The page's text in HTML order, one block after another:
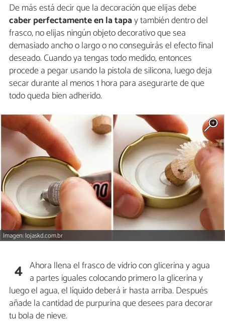
De más está decir que la decoración que elijas debe
caber perfectamente en la tapay también dentro del
frasco, no elijas ningún objeto decorativo que sea
demasiado ancho o largo o no conseguirás el efecto final
deseado. Cuando ya tengas todo medido, entonces
procede a pegar usando la pistola de silicona, luego deja
secar durante al menos 1 hora para asegurarte de que
todo queda bien adherido.
Imagen: lojaskd.com.br
4 Ahora llena el frasco de vidrio con glicerina y agua
a partes iguales colocando primero la glicerina y
luego el agua, el líquido deberá ir hasta arriba. Después
añade la cantidad de purpurina que desees para decorar
tu bola de nieve.